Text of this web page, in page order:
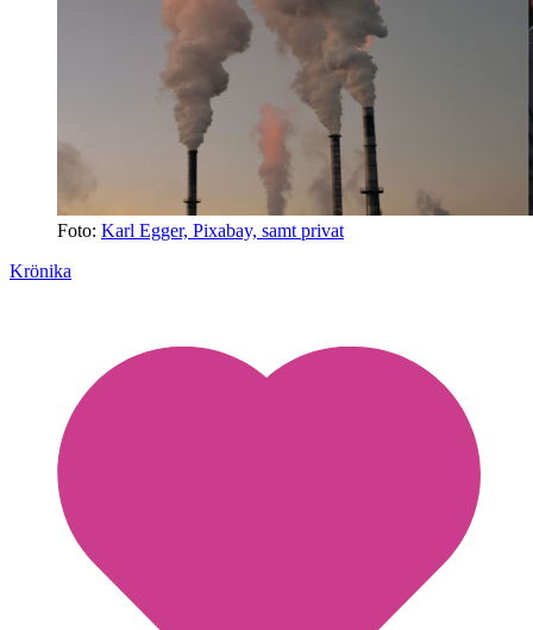
Foto: Karl Egger, Pixabay, samt privat
Krönika